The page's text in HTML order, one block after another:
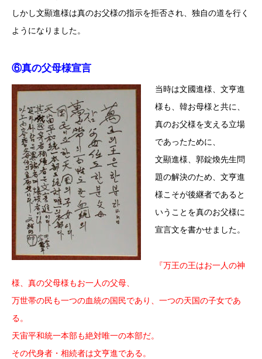
しかし文顯進様は真のお父様の指示を拒否され、独自の道を行く
ようになりました。
⑥真の父母様宣言
当時は文國進様、文亨進
様も、韓お母様と共に、
真のお父様を支える立場
であったために、
文顯進様、郭錠煥先生問
題の解決のため、文亨進
様こそが後継者であると
いうことを真のお父様に
宣言文を書かせました。
『万王の王はお一人の神
様、真の父母様もお一人の父母、
万世帯の民も一つの血統の国民であり、一つの天国の子女であ
る。
天宙平和統一本部も絶対唯一の本部だ。
その代身者・相続者は文亨進である。